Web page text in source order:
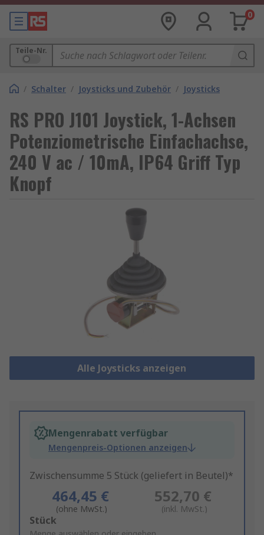
0
Teile-Nr.
/ Schalter / Joysticks und Zubehör / Joysticks
RS PRO J101 Joystick, 1-Achsen
Potenziometrische Einfachachse,
240 V ac / 10mA, IP64 Griff Typ
Knopf
Alle Joysticks anzeigen
Mengenrabatt verfügbar
Mengenpreis-Optionen anzeigen
Zwischensumme 5 Stück (geliefert in Beutel)*
464,45 €
(ohne MwSt.)
552,70 €
(inkl. MwSt.)
Add
Stück